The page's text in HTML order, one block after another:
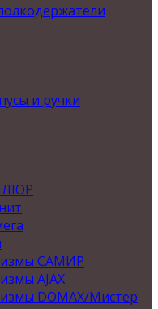
и ручки
САМИР
AJAX
DOMAX/Мистер